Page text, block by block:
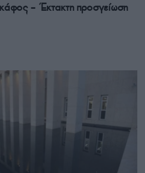
– Έκτακτη προσγείωση